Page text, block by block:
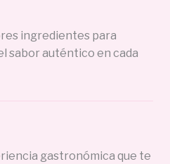
ingredientes para
sabor auténtico en cada
gastronómica que te